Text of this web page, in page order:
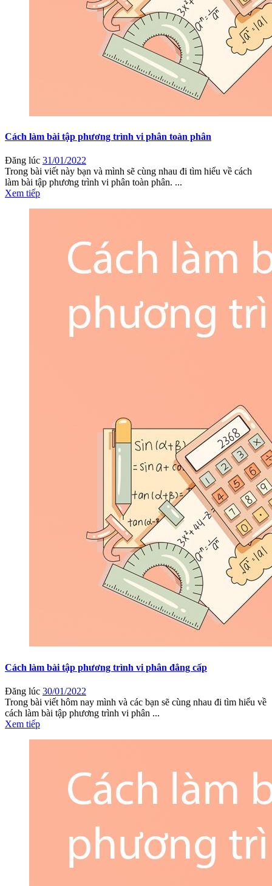
Cách làm bài tập phương trình vi phân toàn phân
Đăng lúc 31/01/2022
Trong bài viết này bạn và mình sẽ cùng nhau đi tìm hiểu về cách
làm bài tập phương trình vi phân toàn phân. ...
Xem tiếp
Cách làm bài tập phương trình vi phân đẳng cấp
Đăng lúc 30/01/2022
Trong bài viết hôm nay mình và các bạn sẽ cùng nhau đi tìm hiểu về
cách làm bài tập phương trình vi phân ...
Xem tiếp